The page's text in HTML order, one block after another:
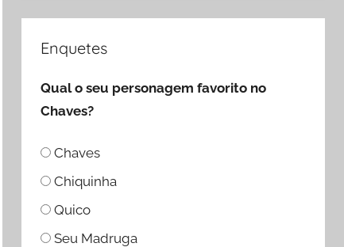
Enquetes
Qual o seu personagem favorito no
Chaves?
Chaves
Chiquinha
Quico
Seu Madruga